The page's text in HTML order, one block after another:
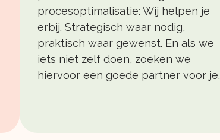
procesoptimalisatie: Wij helpen je
erbij. Strategisch waar nodig,
praktisch waar gewenst. En als we
iets niet zelf doen, zoeken we
hiervoor een goede partner voor je.